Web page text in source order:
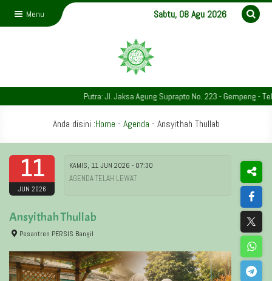
Menu Sabtu, 08 Agu 2026
Putra: Jl. Jaksa Agung Suprapto No. 223 - Gempeng -
Anda disini :Home - Agenda - Ansyithah Thullab
11
JUN 2026
KAMIS, 11 JUN 2026 - 07:30
AGENDA TELAH LEWAT
Ansyithah Thullab
Pesantren PERSIS Bangil